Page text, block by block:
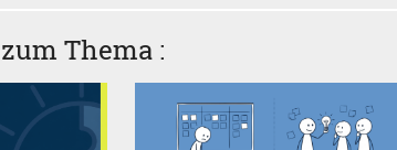
Thema :